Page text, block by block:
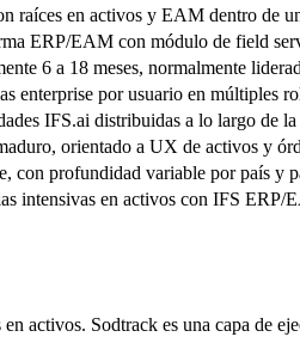
raíces en activos y EAM dentro de
ERP/EAM con módulo de field
6 a 18 meses, normalmente
enterprise por usuario en múltiples
IFS.ai distribuidas a lo largo de la
orientado a UX de activos y
con profundidad variable por país y
intensivas en activos con IFS ERP/
activos. Sodtrack es una capa de